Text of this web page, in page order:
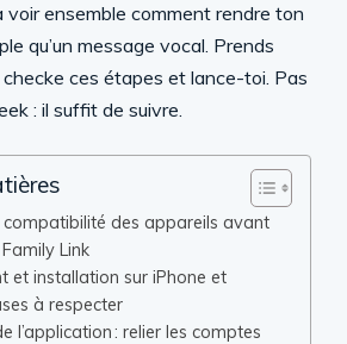
voir ensemble comment rendre ton
qu’un message vocal. Prends
checke ces étapes et lance-toi. Pas
: il suffit de suivre.
des appareils avant
Link
et installation sur iPhone et
à respecter
l’application : relier les comptes